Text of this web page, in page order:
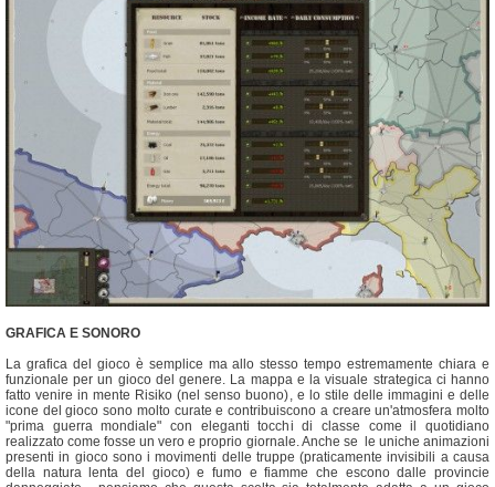
GRAFICA E SONORO
La grafica del gioco è semplice ma allo stesso tempo estremamente chiara e
funzionale per un gioco del genere. La mappa e la visuale strategica ci hanno
fatto venire in mente Risiko (nel senso buono), e lo stile delle immagini e delle
icone del gioco sono molto curate e contribuiscono a creare un'atmosfera molto
"prima guerra mondiale" con eleganti tocchi di classe come il quotidiano
realizzato come fosse un vero e proprio giornale. Anche se le uniche animazioni
presenti in gioco sono i movimenti delle truppe (praticamente invisibili a causa
della natura lenta del gioco) e fumo e fiamme che escono dalle provincie